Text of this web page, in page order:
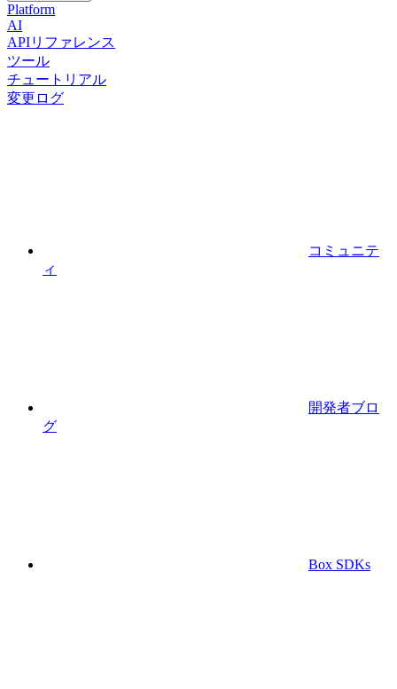
Platform
AI
APIリファレンス
ツール
チュートリアル
変更ログ
コミュニテ
ィ
開発者ブロ
グ
Box SDKs